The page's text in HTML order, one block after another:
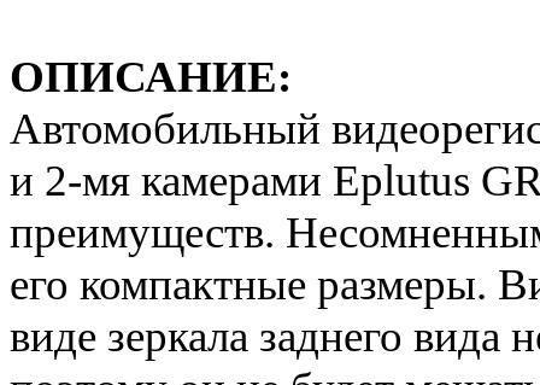
ОПИСАНИЕ:
Автомобильный
и 2-мя камерами Eplutus
преимуществ.
его компактные размеры.
виде зеркала заднего